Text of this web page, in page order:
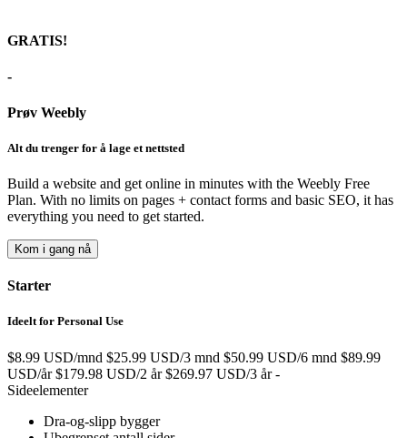
GRATIS!
-
Prøv Weebly
Alt du trenger for å lage et nettsted
Build a website and get online in minutes with the Weebly Free
Plan. With no limits on pages + contact forms and basic SEO, it has
everything you need to get started.
Kom i gang nå
Starter
Ideelt for Personal Use
$8.99 USD/mnd $25.99 USD/3 mnd $50.99 USD/6 mnd $89.99
USD/år$179.98 USD/2 år$269.97 USD/3 år-
Sideelementer
Dra-og-slipp bygger